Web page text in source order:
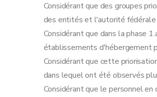
Considérant que des groupes
des entités et l'autorité fédérale
Considérant que dans la phase
établissements d'hébergement
Considérant que cette
dans lequel ont été observés
Considérant que le personnel